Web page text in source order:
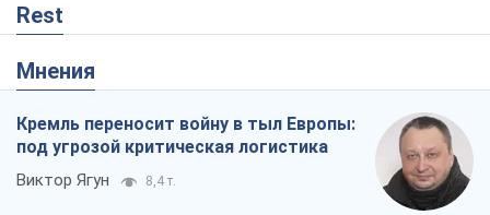
Rest
Мнения
Кремль переносит войну в тыл Европы:
под угрозой критическая логистика
Виктор Ягун 8,4 т.